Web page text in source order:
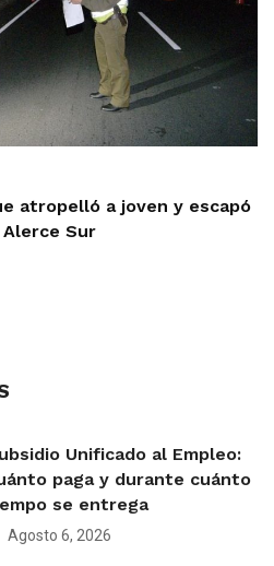
atropelló a joven y escapó
Sur
Unificado al Empleo:
paga y durante cuánto
se entrega
Agosto 6, 2026